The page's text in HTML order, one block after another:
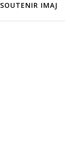
SOUTENIR IMAJ